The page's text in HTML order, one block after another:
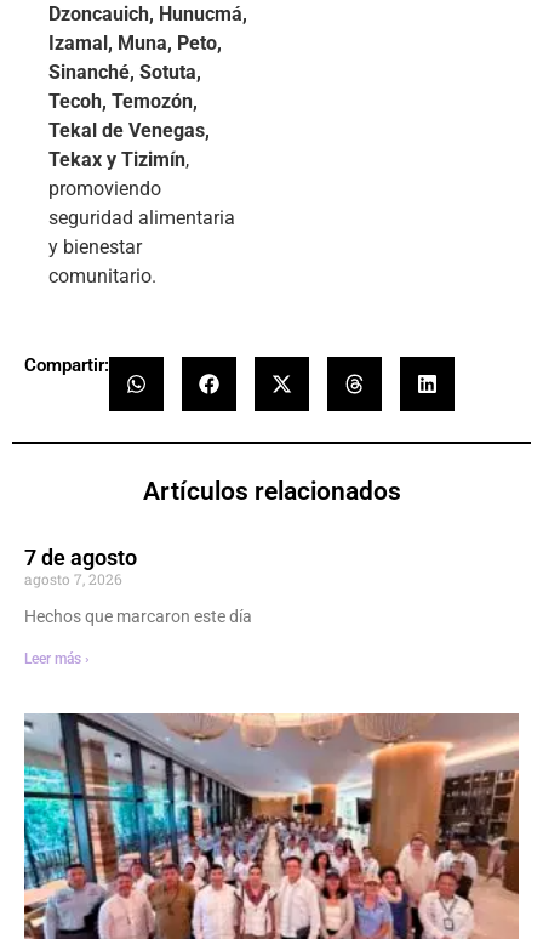
Dzoncauich, Hunucmá,
Izamal, Muna, Peto,
Sinanché, Sotuta,
Tecoh, Temozón,
Tekal de Venegas,
Tekax y Tizimín,
promoviendo
seguridad alimentaria
y bienestar
comunitario.
Compartir:
Artículos relacionados
7 de agosto
agosto 7, 2026
Hechos que marcaron este día
Leer más ›